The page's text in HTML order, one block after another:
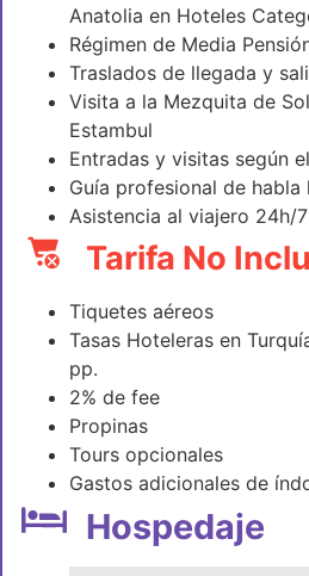
Anatolia en Hoteles
Régimen de Media
Traslados de llegada y
Visita a la Mezquita de
Estambul
Entradas y visitas según
Guía profesional de habla
Asistencia al viajero 24h/
Tarifa No
Tiquetes aéreos
Tasas Hoteleras en
pp.
2% de fee
Propinas
Tours opcionales
Gastos adicionales de
Hospedaje